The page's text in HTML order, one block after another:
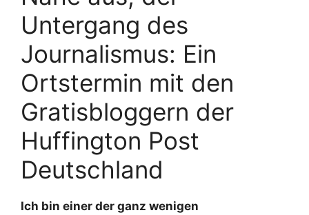
Untergang des
Journalismus: Ein
Ortstermin mit den
Gratisbloggern der
Huffington Post
Deutschland
Ich bin einer der ganz wenigen